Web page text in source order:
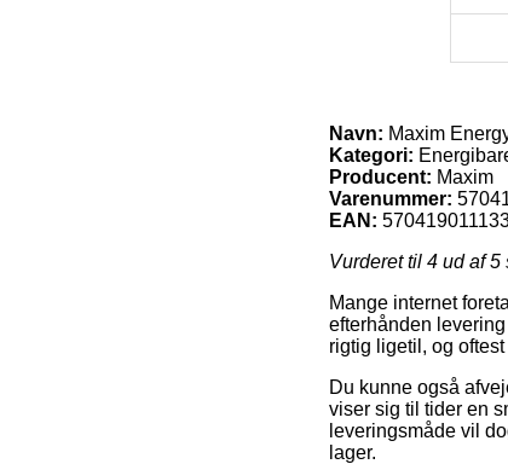
Navn: Maxim
Kategori:
Producent: Maxim
Varenummer:
EAN:
Vurderet til 4 ud af 5
Mange internet
efterhånden
rigtig ligetil, og
Du kunne også
viser sig til tider en
leveringsmåde vil
lager.